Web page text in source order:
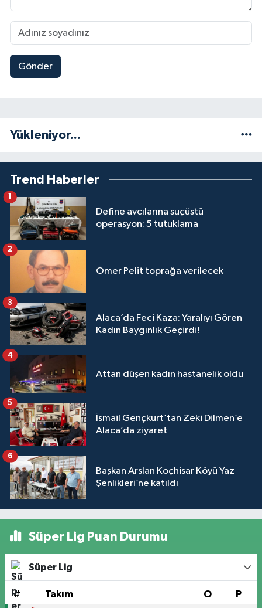
Gönder
Yükleniyor...
Trend Haberler
Define avcılarına suçüstü
operasyon: 5 tutuklama
1
Ömer Pelit toprağa verilecek
2
Alaca’da Feci Kaza: Yaralıyı Gören
Kadın Baygınlık Geçirdi!
3
Attan düşen kadın hastanelik oldu
4
İsmail Gençkurt’tan Zeki Dilmen’e
Alaca’da ziyaret
5
Başkan Arslan Koçhisar Köyü Yaz
Şenlikleri’ne katıldı
6
Süper Lig Puan Durumu
Süper Lig
# Takım O P